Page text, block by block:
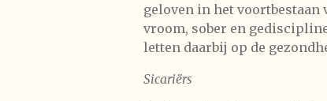
geloven in het voortbestaan
vroom, sober en
letten daarbij op de
Sicariërs